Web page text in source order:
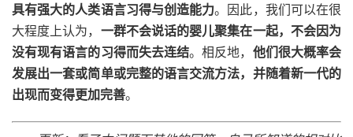
具有强大的人类语言习得与创造能力。因此，我们可以在很
大程度上认为， 一群不会说话的婴儿聚集在一起，不会因为
没有现有语言的习得而失去连结。相反地， 他们很大概率会
发展出一套或简单或完整的语言交流方法，并随着新一代的
出现而变得更加完善。